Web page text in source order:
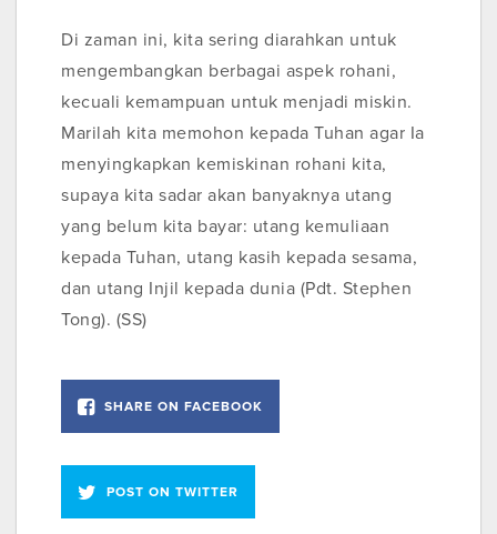
Di zaman ini, kita sering diarahkan untuk
mengembangkan berbagai aspek rohani,
kecuali kemampuan untuk menjadi miskin.
Marilah kita memohon kepada Tuhan agar Ia
menyingkapkan kemiskinan rohani kita,
supaya kita sadar akan banyaknya utang
yang belum kita bayar: utang kemuliaan
kepada Tuhan, utang kasih kepada sesama,
dan utang Injil kepada dunia (Pdt. Stephen
Tong). (SS)
SHARE ON FACEBOOK
POST ON TWITTER